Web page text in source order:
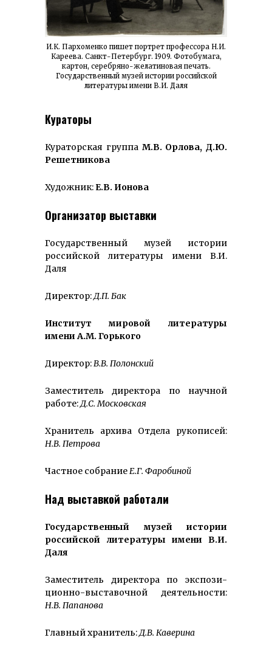
И.К. Пархоменко пишет портрет профессора Н.И.
Кареева. Санкт-Петербург. 1909. Фотобумага,
картон, серебряно-желатиновая печать.
Государственный музей истории российской
литературы имени В.И. Даля
Кураторы
Кураторская группа М.В. Орлова, Д.Ю.
Решетникова
Художник:Е.В. Ионова
Организатор выставки
Государственный музей истории
российской литературы имени В.И.
Даля
Директор:Д.П. Бак
Институт мировой литературы
имени А.М. Горького
Директор:В.В. Полонский
Заместитель директора по научной
работе:Д.С. Московская
Хранитель архива Отдела рукописей:
Н.В. Петрова
Частное собраниеЕ.Г. Фаробиной
Над выставкой работали
Государственный музей истории
российской литературы имени В.И.
Даля
Заместитель директора по экспози­
ционно-выставочной деятельности:
Н.В. Папанова
Главный хранитель:Д.В. Каверина